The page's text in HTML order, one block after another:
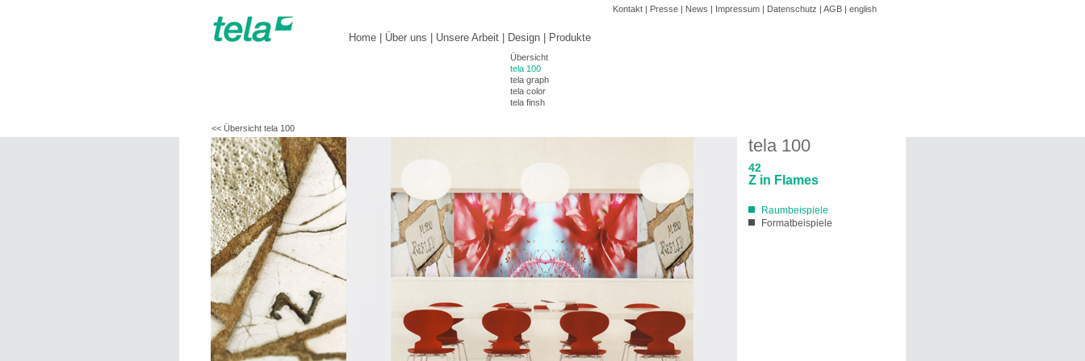
tela 100
42
Z in Flames
Raumbeispiele
Formatbeispiele
<< Übersicht tela 100
Home Über uns Unsere Arbeit Design Produkte
Übersicht
tela 100
tela graph
tela color
tela finsh
Kontakt | Presse | News | Impressum | Datenschutz | AGB | english